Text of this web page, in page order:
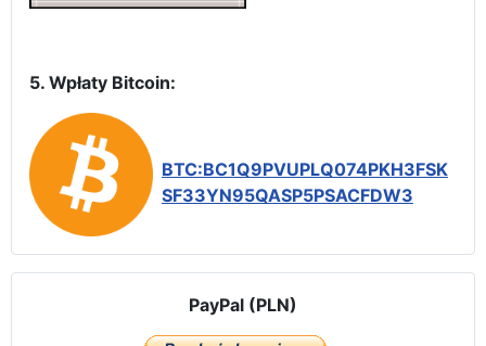
5. Wpłaty Bitcoin:
BTC:BC1Q9PVUPLQ074PKH3FSK
SF33YN95QASP5PSACFDW3
PayPal (PLN)